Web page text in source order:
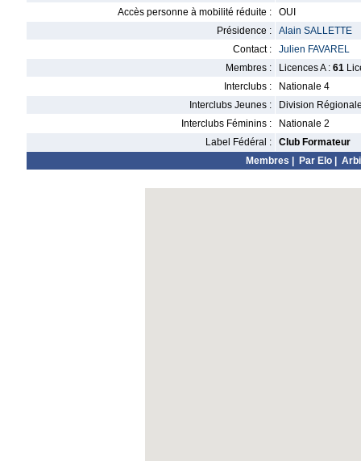
Accès personne à mobilité réduite :
OUI
Présidence :
Alain SALLETTE
Contact :
Julien FAVAREL
Membres :
Licences A : 61
Interclubs :
Nationale 4
Interclubs Jeunes :
Division
Interclubs Féminins :
Nationale 2
Label Fédéral :
Club Formateur
Membres
Par Elo